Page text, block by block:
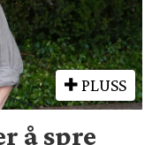
PLUSS
å spre